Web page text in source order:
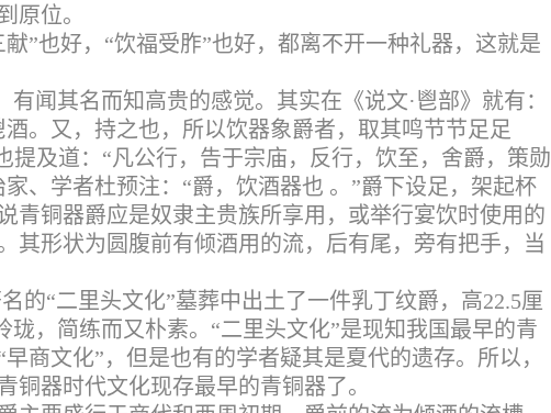
原位。
”也好，“饮福受胙”也好，都离不开一种礼器，这就是
闻其名而知高贵的感觉。其实在《说文·鬯部》就有：
。又，持之也，所以饮器象爵者，取其鸣节节足足
提及道：“凡公行，告于宗庙，反行，饮至，舍爵，策勋
、学者杜预注：“爵，饮酒器也 。”爵下设足，架起杯
青铜器爵应是奴隶主贵族所享用，或举行宴饮时使用的
其形状为圆腹前有倾酒用的流，后有尾，旁有把手，当
的“二里头文化”墓葬中出土了一件乳丁纹爵，高22.5厘
珑，简练而又朴素。“二里头文化”是现知我国最早的青
商文化”，但是也有的学者疑其是夏代的遗存。所以，
铜器时代文化现存最早的青铜器了。